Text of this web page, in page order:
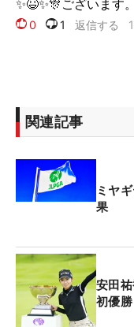
関連記事
ミヤ
果
安田
初優